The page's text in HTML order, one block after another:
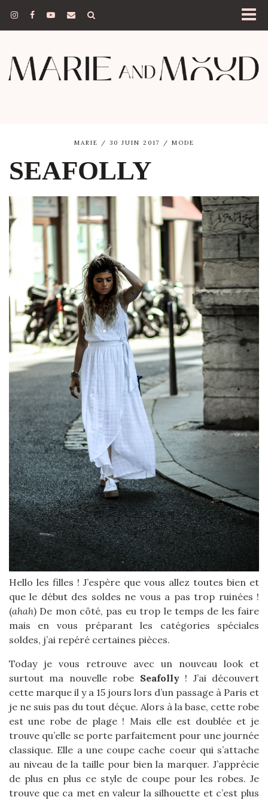
MARIE 30 JUIN 2017 MODE
SEAFOLLY
Hello les filles ! J’espère que vous allez toutes bien et
que le début des soldes ne vous a pas trop ruinées !
(ahah) De mon côté, pas eu trop le temps de les faire
mais en vous préparant les catégories spéciales
soldes, j’ai repéré certaines pièces.
Today je vous retrouve avec un nouveau look et
surtout ma nouvelle robe Seafolly! J’ai découvert
cette marque il y a 15 jours lors d’un passage à Paris et
je ne suis pas du tout déçue. Alors à la base, cette robe
est une robe de plage ! Mais elle est doublée et je
trouve qu’elle se porte parfaitement pour une journée
classique. Elle a une coupe cache coeur qui s’attache
au niveau de la taille pour bien la marquer. J’apprécie
de plus en plus ce style de coupe pour les robes. Je
trouve que ca met en valeur la silhouette et c’est plus